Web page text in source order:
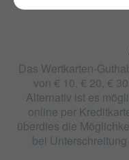
Das Wertkarten-
von € 10, € 20, €
Alternativ ist es
online per
überdies die
bei